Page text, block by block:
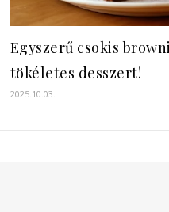
Egyszerű csokis
tökéletes desszert!
2025.10.03.